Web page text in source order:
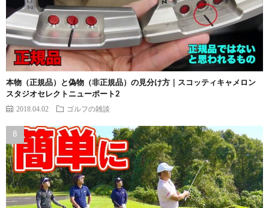
本物（正規品）と偽物（非正規品）の見分け方｜スコッティキャメロン
スタジオセレクトニューポート2
2018.04.02 ゴルフの雑談